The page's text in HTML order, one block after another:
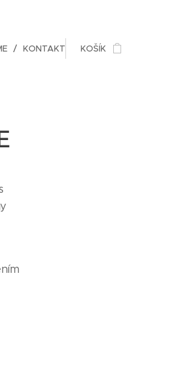
KONTAKT KOŠÍK